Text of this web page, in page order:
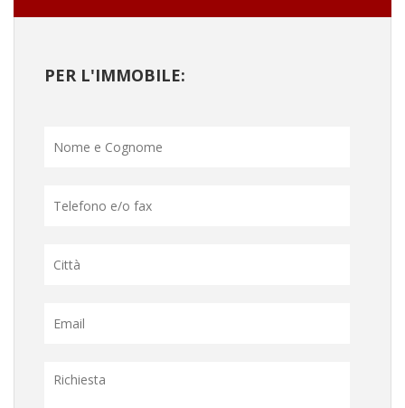
PER L'IMMOBILE: